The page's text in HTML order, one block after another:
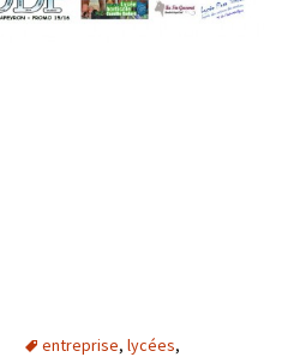
entreprise, lycées,